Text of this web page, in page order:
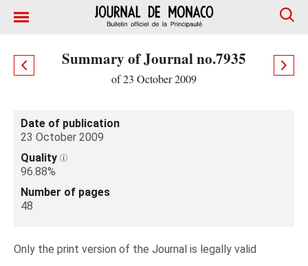
Summary of Journal no.7935
of 23 October 2009
Date of publication
23 October 2009
Quality
96.88%
Number of pages
48
Only the print version of the Journal is legally valid